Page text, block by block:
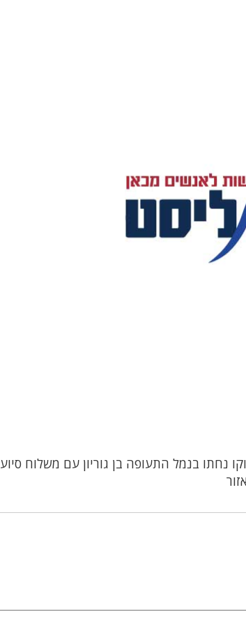
נחתו בנמל התעופה בן גוריון עם משלוח סיוע